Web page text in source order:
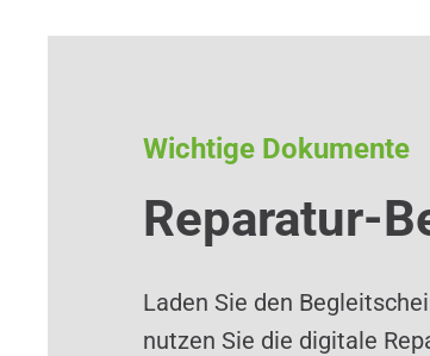
Wichtige Dokumente
Reparatur-
Laden Sie den
nutzen Sie die digitale